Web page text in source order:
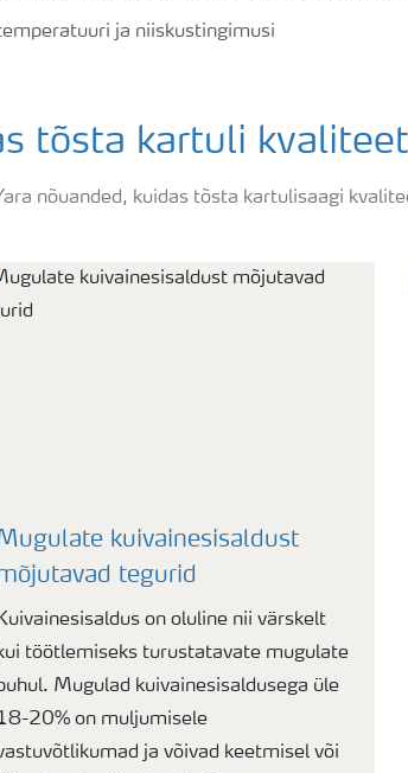
ja niiskustingimusi
tõsta kartuli
nõuanded, kuidas tõsta kartulisaagi
kuivainesisaldust
tegurid
on oluline nii värskelt
töötlemiseks turustatavate mugulate
Mugulad kuivainesisaldusega üle
20% on muljumisele
ja võivad keetmisel või